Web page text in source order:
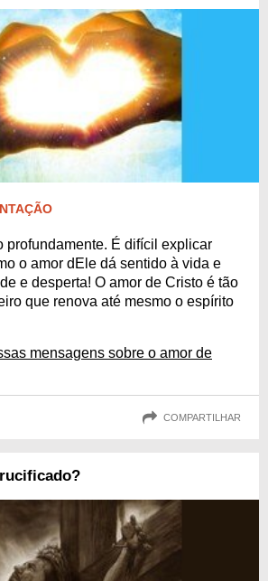
profundamente. É difícil explicar
o amor dEle dá sentido à vida e
e desperta! O amor de Cristo é tão
que renova até mesmo o espírito
mensagens sobre o amor de
COMPARTILHAR